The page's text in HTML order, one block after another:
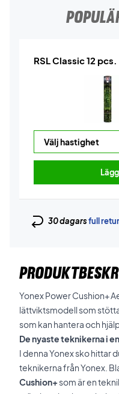
RSL Classic 12 pcs.
30 dagarsfull
Yonex Power Cushion+
lättviktsmodell som
som kan hantera och
De nyaste teknikerna i
I denna Yonex sko hittar
teknikerna från Yonex.
Cushion+som är en